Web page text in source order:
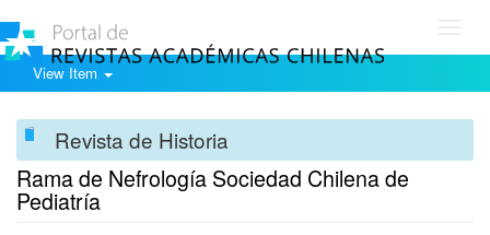
View Item
Revista de Historia
Rama de Nefrología Sociedad Chilena de
Pediatría